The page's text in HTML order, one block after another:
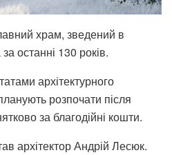
храм, зведений в
останні 130 років.
архітектурного
розпочати після
за благодійні кошти.
архітектор Андрій Лесюк.